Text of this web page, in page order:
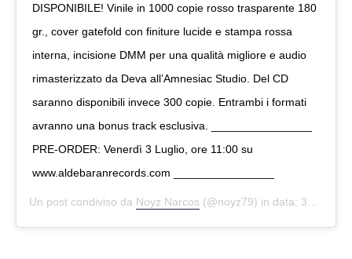
DISPONIBILE! Vinile in 1000 copie rosso trasparente 180
gr., cover gatefold con finiture lucide e stampa rossa
interna, incisione DMM per una qualità migliore e audio
rimasterizzato da Deva all’Amnesiac Studio. Del CD
saranno disponibili invece 300 copie. Entrambi i formati
avranno una bonus track esclusiva. ________________
PRE-ORDER: Venerdì 3 Luglio, ore 11:00 su
www.aldebaranrecords.com ________________
Un post condiviso da Noyz Narcos (@noyz79) in data: 30 Giu 2020 alle ore 2:37 PDT